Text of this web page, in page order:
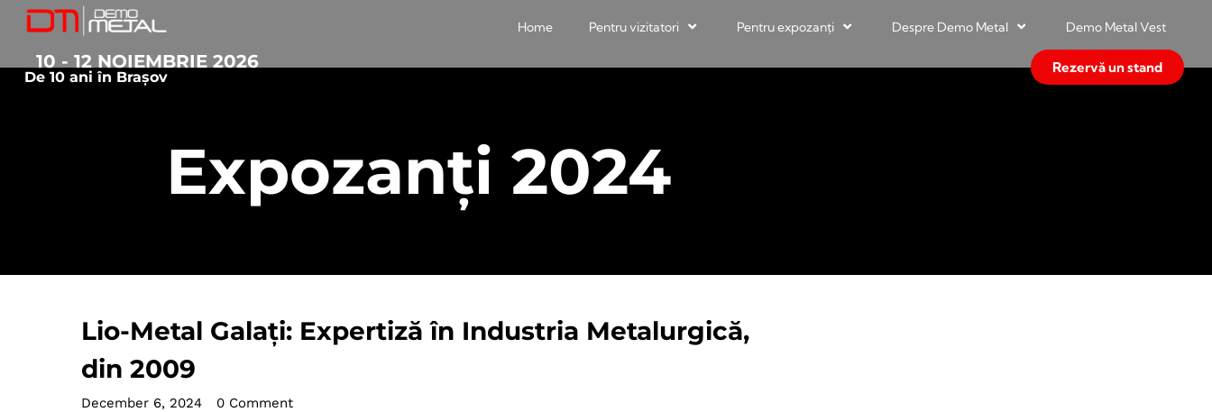
10 - 12 NOIEMBRIE 2026
De 10 ani în Brașov
Home Pentru vizitatori Pentru expozanți Despre Demo Metal Demo Metal Vest
Rezervă un stand
Expozanți 2024
Lio-Metal Galați: Expertiză în Industria Metalurgică,
din 2009
December 6, 2024 0 Comment